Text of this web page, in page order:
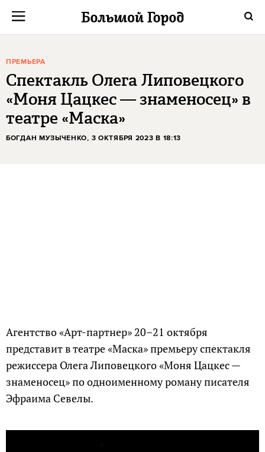
ПРЕМЬЕРА
Спектакль Олега Липовецкого
«Моня Цацкес — знаменосец» в
театре «Маска»
БОГДАН МУЗЫЧЕНКО, 3 ОКТЯБРЯ 2023 В 18:13
Агентство «Арт-партнер» 20–21 октября
представит в театре «Маска» премьеру спектакля
режиссера Олега Липовецкого «Моня Цацкес —
знаменосец» по одноименному роману писателя
Эфраима Севелы.